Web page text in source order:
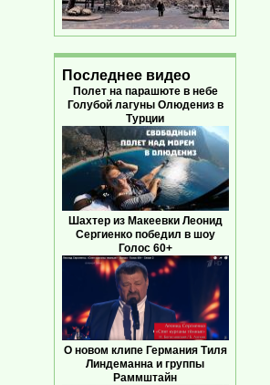
Последнее видео
Полет на парашюте в небе
Голубой лагуны Олюдениз в
Турции
Шахтер из Макеевки Леонид
Сергиенко победил в шоу
Голос 60+
О новом клипе Германия Тиля
Линдеманна и группы
Раммштайн